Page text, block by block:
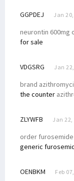
GGPDEJ Jan
neurontin 600mg
for sale
VDGSRG Jan
brand
the counter
ZLYWFB Jan 22,
order
generic
OENBKM Feb